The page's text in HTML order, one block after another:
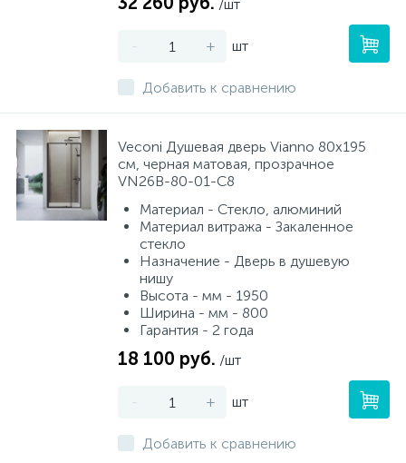
/шт
- + шт
Добавить к сравнению
Veconi Душевая дверь Vianno 80х195
см, черная матовая, прозрачное
VN26B-80-01-C8
Материал - Стекло, алюминий
Материал витража - Закаленное
стекло
Назначение - Дверь в душевую
нишу
Высота - мм - 1950
Ширина - мм - 800
Гарантия - 2 года
18 100 руб. /шт
- + шт
Добавить к сравнению